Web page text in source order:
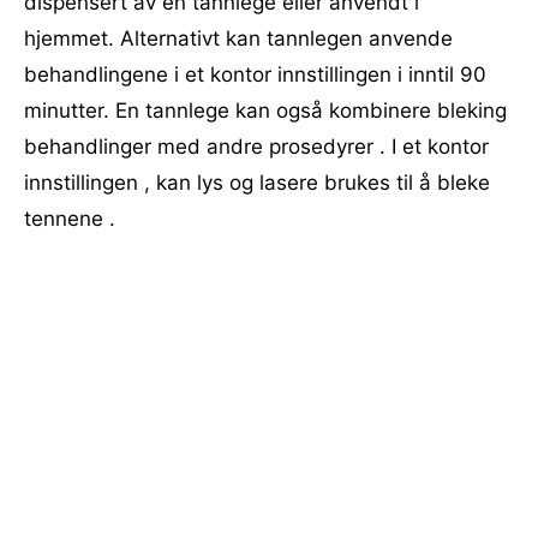
hjemmet. Alternativt kan tannlegen anvende
behandlingene i et kontor innstillingen i inntil 90
minutter. En tannlege kan også kombinere bleking
behandlinger med andre prosedyrer . I et kontor
innstillingen , kan lys og lasere brukes til å bleke
tennene .